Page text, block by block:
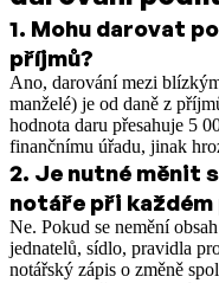
1. Mohu darovat
příjmů?
Ano, darování mezi
manželé) je od daně z
hodnota daru přesahuje 5
finančnímu úřadu, jinak
2. Je nutné měnit
notáře při každém
Ne. Pokud se nemění
jednatelů, sídlo, pravidla
notářský zápis o změně